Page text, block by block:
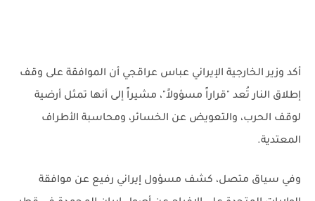
أكد وزير الخارجية الإيراني عباس عراقجي أن الموافقة على وقف
إطلاق النار تُعد "قراراً مسؤولاً"، مشيراً إلى أنها تمثل أرضية
لوقف الحرب، والتعويض عن الخسائر، ومحاسبة الأطراف
المعتدية.
وفي سياق متصل، كشف مسؤول إيراني رفيع عن موافقة